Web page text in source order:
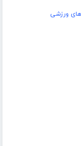
ورزشی